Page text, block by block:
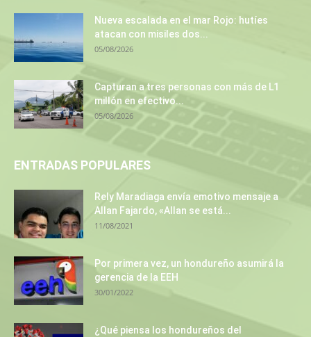
Nueva escalada en el mar Rojo: hutíes
atacan con misiles dos...
05/08/2026
Capturan a tres personas con más de L1
millón en efectivo...
05/08/2026
ENTRADAS POPULARES
Rely Maradiaga envía emotivo mensaje a
Allan Fajardo, «Allan se está...
11/08/2021
Por primera vez, un hondureño asumirá la
gerencia de la EEH
30/01/2022
¿Qué piensa los hondureños del